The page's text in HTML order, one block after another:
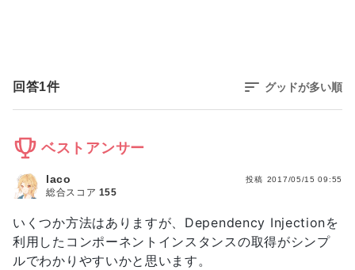
回答1件 グッドが多い順
ベストアンサー
いくつか方法はありますが、Dependency Injectionを
利用したコンポーネントインスタンスの取得がシンプ
ルでわかりやすいかと思います。
投稿 2017/05/15 09:55
laco
総合スコア 155